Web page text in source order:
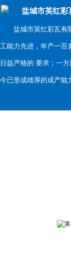
盐城市英红彩
盐城市英红彩瓦有限
工能力先进，年产一
日益严格的 要求；一
今已形成雄厚的成产